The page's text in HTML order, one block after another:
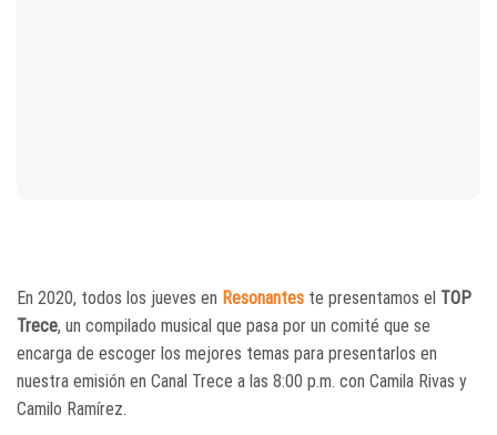
En 2020, todos los jueves en Resonantes te presentamos el TOP
Trece, un compilado musical que pasa por un comité que se
encarga de escoger los mejores temas para presentarlos en
nuestra emisión en Canal Trece a las 8:00 p.m. con Camila Rivas y
Camilo Ramírez.